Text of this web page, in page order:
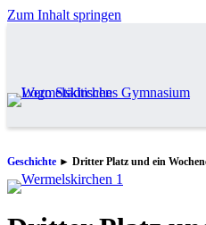
Zum Inhalt springen
Geschichte ► Dritter Platz und ein